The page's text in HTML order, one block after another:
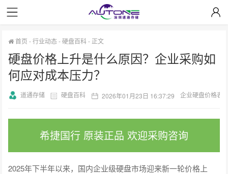
首页 -行业动态-硬盘百科- 正文
硬盘价格上升是什么原因？企业采购如
何应对成本压力？
道通存储 硬盘百科 2026年01月23日 16:37:29 企业硬盘价格表
希捷国行 原装正品 欢迎采购咨询
2025年下半年以来，国内企业级硬盘市场迎来新一轮价格上